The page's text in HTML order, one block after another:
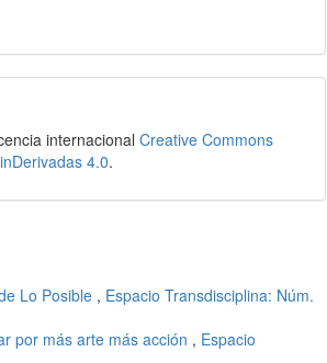
internacionalCreative Commons
4.0.
Lo Posible , Espacio Transdisciplina: Núm.
por más arte más acción , Espacio